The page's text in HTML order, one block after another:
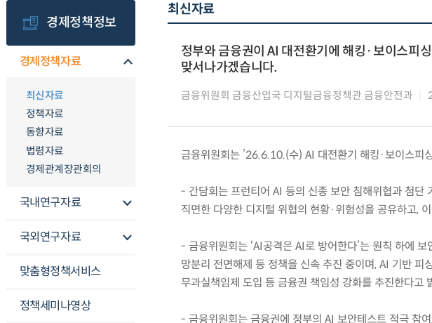
경제정책정보
경제정책자료
최신자료
정책자료
동향자료
법령자료
경제관계장관회의
국내연구자료
국외연구자료
맞춤형정책서비스
정책세미나영상
최신자료
정부와 금융권이 AI 대전환기에 해킹·보이스피
맞서나가겠습니다.
금융위원회 금융산업국 디지털금융정책관 금융안전과
금융위원회는 ’26.6.10.(수) AI 대전환기 해킹·보이스피
- 간담회는 프런티어 AI 등의 신종 보안 침해위협과 첨단
직면한 다양한 디지털 위협의 현황·위험성을 공유하고,
- 금융위원회는 ‘AI공격은 AI로 방어한다’는 원칙 하에
망분리 전면해제 등 정책을 신속 추진 중이며, AI 기반 피
무과실책임제 도입 등 금융권 책임성 강화를 추진한다고
- 금융위원회는 금융권에 정부의 AI 보안테스트 적극 참